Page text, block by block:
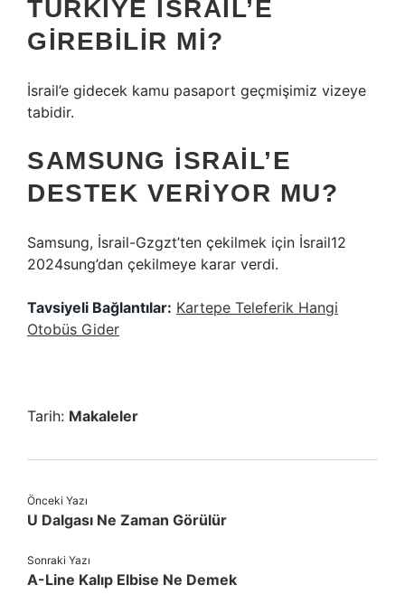
TÜRKIYE İSRAIL’E
GIREBILIR MI?
İsrail’e gidecek kamu pasaport geçmişimiz vizeye
tabidir.
SAMSUNG İSRAIL’E
DESTEK VERIYOR MU?
Samsung, İsrail-Gzgzt’ten çekilmek için İsrail12
2024sung’dan çekilmeye karar verdi.
Tavsiyeli Bağlantılar: Kartepe Teleferik Hangi
Otobüs Gider
Tarih: Makaleler
Önceki Yazı
U Dalgası Ne Zaman Görülür
Sonraki Yazı
A-Line Kalıp Elbise Ne Demek